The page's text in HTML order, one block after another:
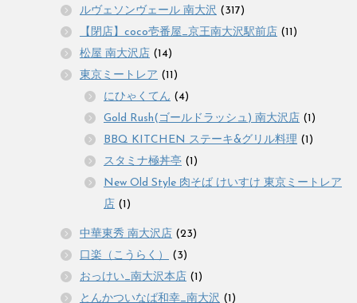
ルヴェソンヴェール 南大沢 (317)
【閉店】coco壱番屋_京王南大沢駅前店 (11)
松屋 南大沢店 (14)
東京ミートレア (11)
にひゃくてん (4)
Gold Rush(ゴールドラッシュ) 南大沢店 (1)
BBQ KITCHEN ステーキ&グリル料理 (1)
スタミナ極丼亭 (1)
New Old Style 肉そば けいすけ 東京ミートレア
店 (1)
中華東秀 南大沢店 (23)
口楽（こうらく）
(3)
おっけい_南大沢本店 (1)
とんかついなば和幸_南大沢 (1)